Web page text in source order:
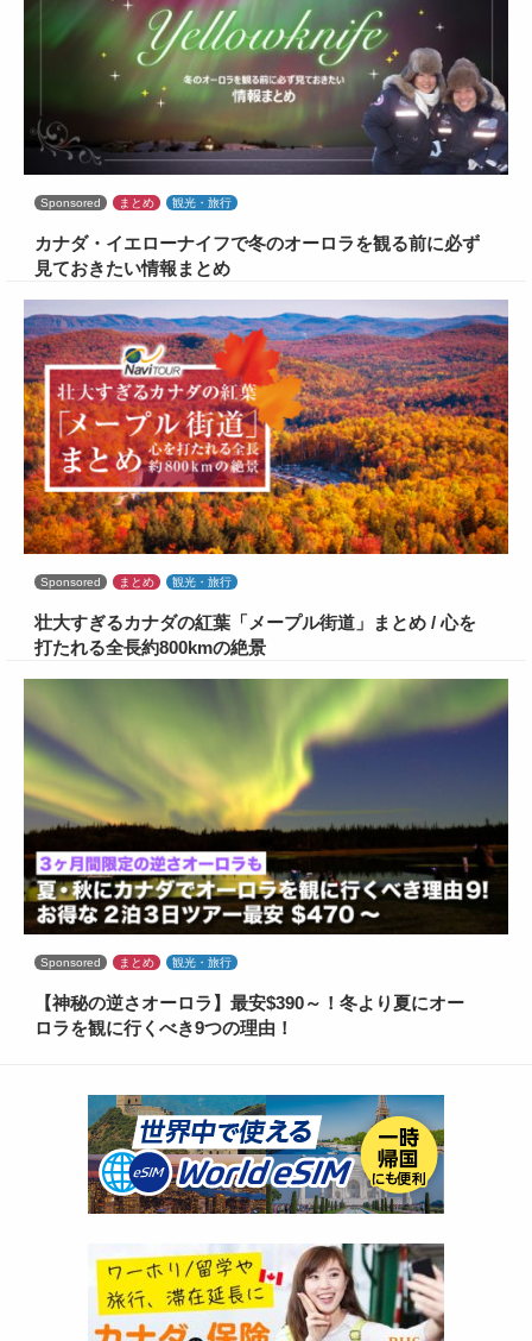
Sponsored まとめ 観光・旅行
カナダ・イエローナイフで冬のオーロラを観る前に必ず
見ておきたい情報まとめ
Sponsored まとめ 観光・旅行
壮大すぎるカナダの紅葉「メープル街道」まとめ / 心を
打たれる全長約800kmの絶景
Sponsored まとめ 観光・旅行
【神秘の逆さオーロラ】最安$390～！冬より夏にオー
ロラを観に行くべき9つの理由！